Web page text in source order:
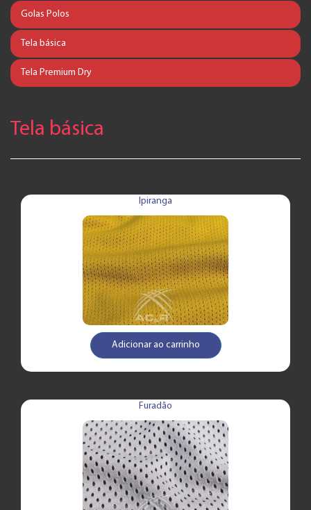
Golas Polos
Tela básica
Tela Premium Dry
Tela básica
Ipiranga
Adicionar ao carrinho
Furadão